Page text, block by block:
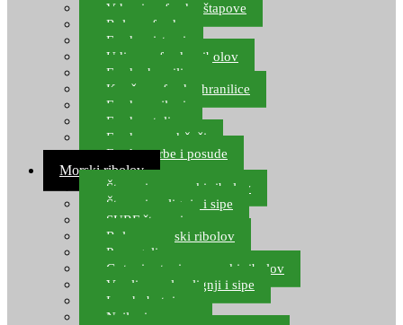
Vrhovi za feeder štapove
Role za feeder
Feeder sistemi
Udice za feeder ribolov
Feeder hranilice
Kopče za feeder hranilice
Feeder najloni
Feeder stolice
Feeder arm držači
Feeder torbe i posude
Morski ribolov
Štapovi za morski ribolov
Štapovi za lignje i sipe
SURF štapovi
Role za morski ribolov
Parangali
Gotovi setovi za morski ribolov
Varalice za lov lignji i sipe
Lov hobotnice
Najloni za more